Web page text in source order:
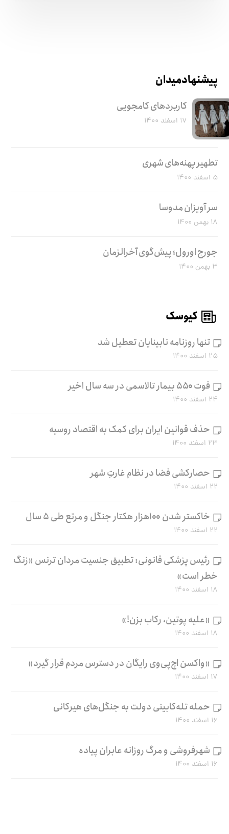
پیشنهاد میدان
کاربرد‌های کامجویی
۱۷ اسفند ۱۴۰۰
تطهیر پهنه‌های شهری
۵ اسفند ۱۴۰۰
سر آویزان مدوسا
۱۸ بهمن ۱۴۰۰
جورج اورول؛ پیش‌گوی آخرالزمان
۳ بهمن ۱۴۰۰
کیوسک
تنها روزنامه نابینایان تعطیل شد
۲۵ اسفند ۱۴۰۰
فوت ۵۵۰ بیمار تالاسمی در سه سال اخیر
۲۴ اسفند ۱۴۰۰
حذف قوانین ایران برای کمک به اقتصاد روسیه
۲۳ اسفند ۱۴۰۰
حصارکشی فضا در نظام غارتِ شهر
۲۲ اسفند ۱۴۰۰
خاکستر شدن ۱۰۰هزار هکتار جنگل و مرتع طی ۵ سال
۲۲ اسفند ۱۴۰۰
رئیس پزشکی قانونی: تطبیق جنسیت مردان ترنس «زنگ
خطر است»
۱۸ اسفند ۱۴۰۰
«علیه پوتین، رکاب بزن!»
۱۸ اسفند ۱۴۰۰
«واکسن اچ‌پی‌وی رایگان در دسترس مردم قرار گیرد»
۱۷ اسفند ۱۴۰۰
حمله تله‌کابینی دولت به جنگل‌های هیرکانی
۱۶ اسفند ۱۴۰۰
شهرفروشی و مرگ روزانه عابران پیاده
۱۶ اسفند ۱۴۰۰